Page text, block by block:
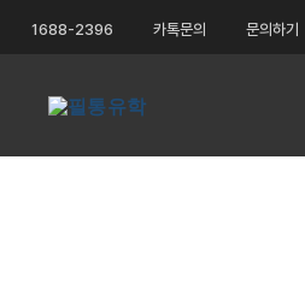
1688-2396 카톡문의 문의하기